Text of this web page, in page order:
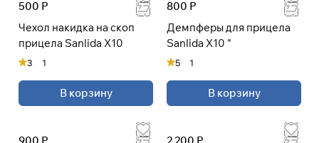
500 Р
Чехол накидка на скоп
прицела Sanlida X10
3 1
В корзину
800 Р
Демпферы для прицела
Sanlida X10 "
5 1
В корзину
При оформлении заказа
Оплачивайте сегодня только25%